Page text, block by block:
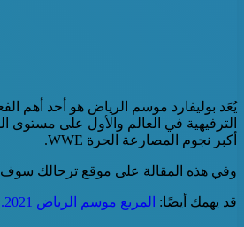
يُعَد بوليفارد موسم الرياض هو أحد أهم
الترفيهية في العالم والأول على
أكبر نجوم المصارعة الحرة WWE.
وفي هذه المقالة على موقع ترحالك سوف
قد يهمك أيضًا: المربع موسم الرياض 2021.. كيفية حجز المطاعم الفاخرة